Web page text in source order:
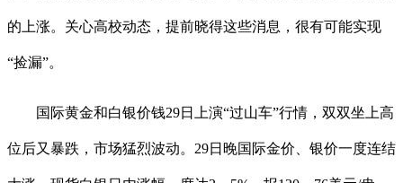
的上涨。关心高校动态，提前晓得这些消息，很有可能实现
“捡漏”。
国际黄金和白银价钱29日上演“过山车”行情，双双坐上高
位后又暴跌，市场猛烈波动。29日晚国际金价、银价一度连结